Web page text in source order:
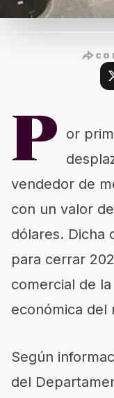
P or
vendedor de
con un valor
dólares. Dicha
para cerrar
comercial de
económica del
Según
del